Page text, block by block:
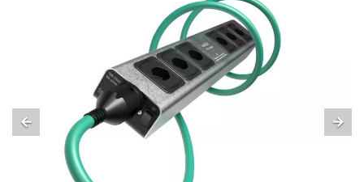
arrow_back arrow_forward